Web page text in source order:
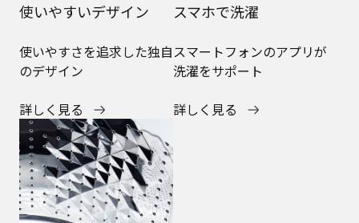
使いやすいデザイン
使いやすさを追求した独自
のデザイン
詳しく見る
スマホで洗濯
スマートフォンのアプリが
洗濯をサポート
詳しく見る